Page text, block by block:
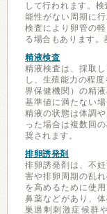
して行われます。
能性がない周期に
検査により卵管の
る場合もあります。
精液検査
精液検査は、採取
し、生殖能力の程
界保健機関）の精
基準値に満たない
精液の状態は体調
った場合は複数回
奨されます。
排卵誘発剤
排卵誘発剤は、不
害や排卵周期の乱
を高めるために使
鼻薬などがあり、
巣過剰刺激症候群